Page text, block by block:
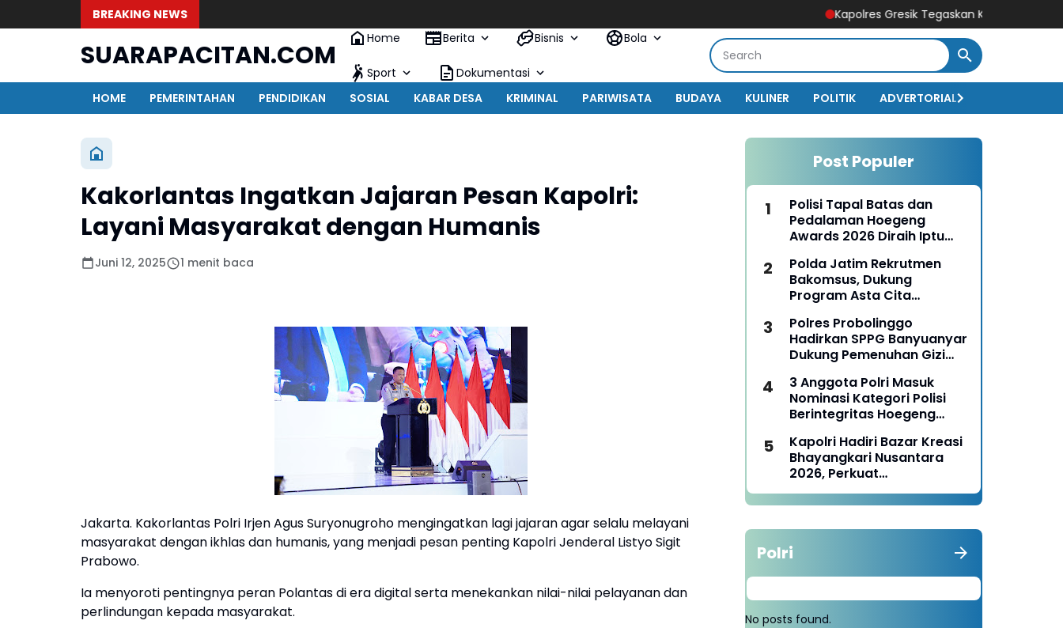
BREAKING NEWS Kapolres Gresik Tegaskan Komitmen Polri Dukung
SUARAPACITAN.COM
Home Berita Bisnis Bola
Sport
Dokumentasi
HOME
PEMERINTAHAN PENDIDIKAN SOSIAL KABAR DESA KRIMINAL PARIWISATA BUDAYA KULINER POLITIK ADVERTORIAL
Kakorlantas Ingatkan Jajaran Pesan Kapolri:
Layani Masyarakat dengan Humanis
Juni 12, 2025 1 menit baca
Jakarta. Kakorlantas Polri Irjen Agus Suryonugroho mengingatkan lagi jajaran agar selalu melayani
masyarakat dengan ikhlas dan humanis, yang menjadi pesan penting Kapolri Jenderal Listyo Sigit
Prabowo.
Ia menyoroti pentingnya peran Polantas di era digital serta menekankan nilai-nilai pelayanan dan
perlindungan kepada masyarakat.
Post Populer
Polisi Tapal Batas dan
Pedalaman Hoegeng
Awards 2026 Diraih Iptu
Pengabdian Humanis di
Nduga
Polda Jatim Rekrutmen
Bakomsus, Dukung
Program Asta Cita
Polres Probolinggo
Hadirkan SPPG Banyuanyar
Dukung Pemenuhan Gizi
3 Anggota Polri Masuk
Nominasi Kategori Polisi
Berintegritas Hoegeng
Kapolri Hadiri Bazar Kreasi
Bhayangkari Nusantara
2026, Perkuat
Pemberdayaan UMKM dan
Budaya Lokal
Polri
No posts found.